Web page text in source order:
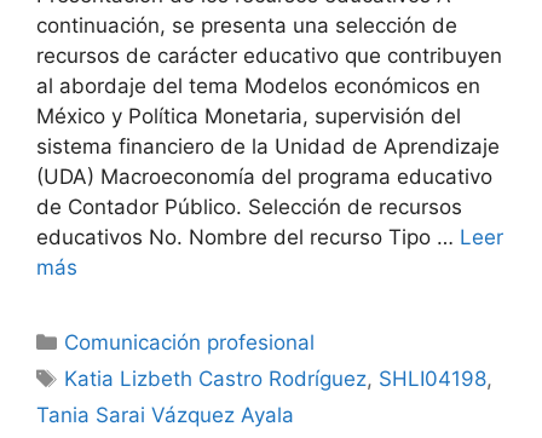
continuación, se presenta una selección de
recursos de carácter educativo que contribuyen
al abordaje del tema Modelos económicos en
México y Política Monetaria, supervisión del
sistema financiero de la Unidad de Aprendizaje
(UDA) Macroeconomía del programa educativo
de Contador Público. Selección de recursos
educativos No. Nombre del recurso Tipo … Leer
más
Categorías
Comunicación profesional
Etiquetas
Katia Lizbeth Castro Rodríguez, SHLI04198,
Tania Sarai Vázquez Ayala